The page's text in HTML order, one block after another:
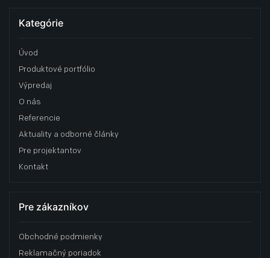
Kategórie
Úvod
Produktové portfólio
Výpredaj
O nás
Referencie
Aktuality a odborné články
Pre projektantov
Kontakt
Pre zákazníkov
Obchodné podmienky
Reklamačný poriadok